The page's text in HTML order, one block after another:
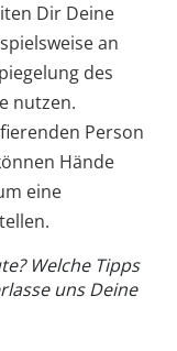
Dir Deine
an
des
nutzen.
Person
Hände
eine
Welche Tipps
uns Deine